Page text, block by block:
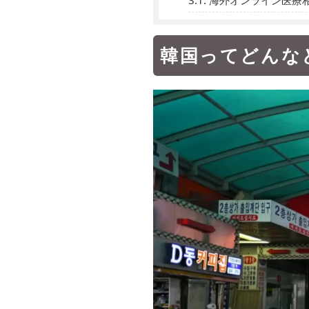
韓国ってどんな